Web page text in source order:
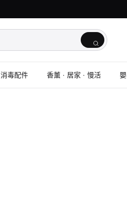
消毒配件 香薰 · 居家 · 慢活